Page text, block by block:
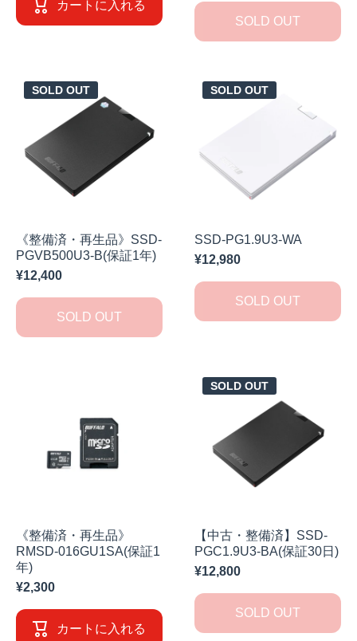
カートに入れる
SOLD OUT
SOLD OUT
《整備済・再生品》SSD-
PGVB500U3-B(保証1年)
¥12,400
SOLD OUT
SOLD OUT
SSD-PG1.9U3-WA
¥12,980
SOLD OUT
《整備済・再生品》
RMSD-016GU1SA(保証1
年)
¥2,300
カートに入れる
SOLD OUT
【中古・整備済】SSD-
PGC1.9U3-BA(保証30日)
¥12,800
SOLD OUT